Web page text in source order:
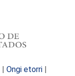
| Ongi etorri |